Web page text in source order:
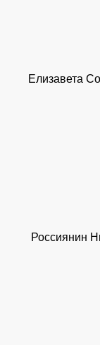
Елизавета
Россиянин